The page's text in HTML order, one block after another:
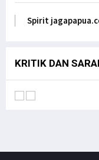
ASN,
di DPD
Spirit
KRITIK DAN